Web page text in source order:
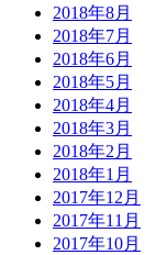
2018年8月
2018年7月
2018年6月
2018年5月
2018年4月
2018年3月
2018年2月
2018年1月
2017年12月
2017年11月
2017年10月